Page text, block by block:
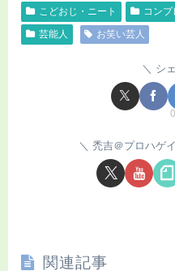
こどおじ・ニート コンプ
芸能人
お笑い芸人
シ
0
禿吉＠プロハゲ
関連記事